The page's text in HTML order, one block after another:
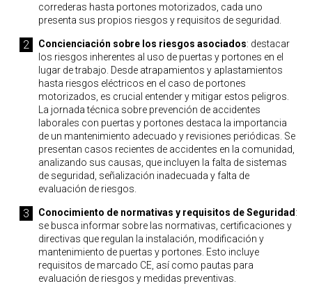
correderas hasta portones motorizados, cada uno
presenta sus propios riesgos y requisitos de seguridad.
Concienciación sobre los riesgos asociados: destacar
los riesgos inherentes al uso de puertas y portones en el
lugar de trabajo. Desde atrapamientos y aplastamientos
hasta riesgos eléctricos en el caso de portones
motorizados, es crucial entender y mitigar estos peligros.
La jornada técnica sobre prevención de accidentes
laborales con puertas y portones destaca la importancia
de un mantenimiento adecuado y revisiones periódicas. Se
presentan casos recientes de accidentes en la comunidad,
analizando sus causas, que incluyen la falta de sistemas
de seguridad, señalización inadecuada y falta de
evaluación de riesgos.
Conocimiento de normativas y requisitos de Seguridad :
se busca informar sobre las normativas, certificaciones y
directivas que regulan la instalación, modificación y
mantenimiento de puertas y portones. Esto incluye
requisitos de marcado CE, así como pautas para
evaluación de riesgos y medidas preventivas.